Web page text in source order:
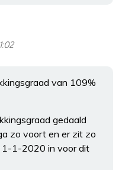
van 109%
gedaald
zo voort en er zit zo
1-1-2020 in voor dit